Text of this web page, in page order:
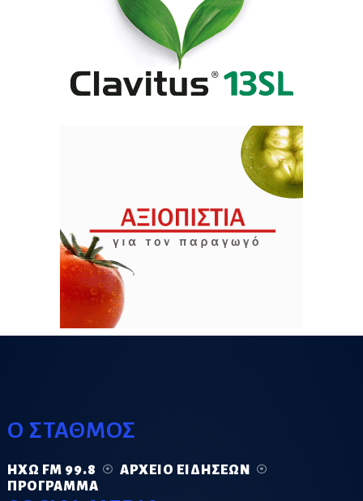
Ο ΣΤΑΘΜΟΣ
ΗΧΏ FM 99.8
ΑΡΧΕΊΟ ΕΙΔΉΣΕΩΝ
ΠΡΌΓΡΑΜΜΑ